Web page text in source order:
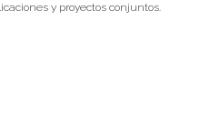
y proyectos conjuntos.